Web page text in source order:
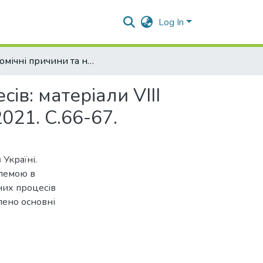
Log In
Економічні причини та наслідки інфляційних процесів: матеріали VІІI Всеукр. наук.-практич. конф.Полтава: РВВ ПДАУ, 2021. С.66-67.
матеріали VІІI
С.66-67.
в
процесів
основні